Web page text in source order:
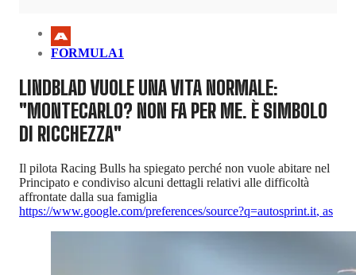
FORMULA1
LINDBLAD VUOLE UNA VITA NORMALE:
"MONTECARLO? NON FA PER ME. È SIMBOLO
DI RICCHEZZA"
Il pilota Racing Bulls ha spiegato perché non vuole abitare nel
Principato e condiviso alcuni dettagli relativi alle difficoltà
affrontate dalla sua famiglia
https://www.google.com/preferences/source?q=autosprint.it, as